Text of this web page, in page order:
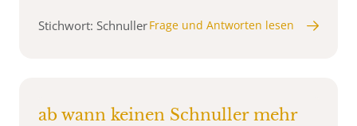
Stichwort: SchnullerFrage und Antworten lesen
ab wann keinen Schnuller mehr